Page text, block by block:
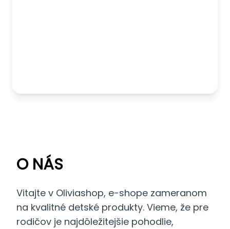
O NÁS
Vitajte v Oliviashop, e-shope zameranom
na kvalitné detské produkty. Vieme, že pre
rodičov je najdôležitejšie pohodlie,